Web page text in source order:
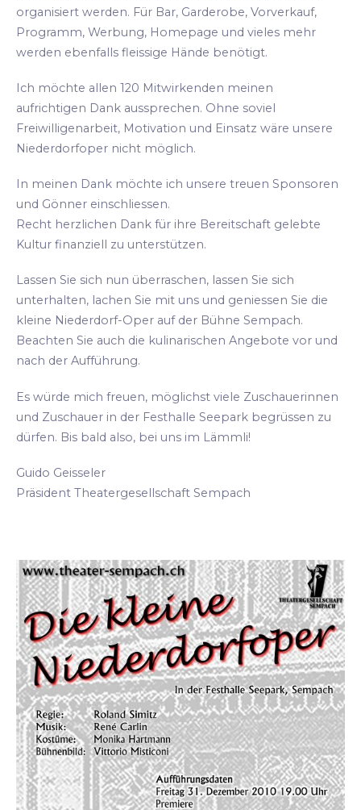
organisiert werden. Für Bar, Garderobe, Vorverkauf,
Programm, Werbung, Homepage und vieles mehr
werden ebenfalls fleissige Hände benötigt.
Ich möchte allen 120 Mitwirkenden meinen
aufrichtigen Dank aussprechen. Ohne soviel
Freiwilligenarbeit, Motivation und Einsatz wäre unsere
Niederdorfoper nicht möglich.
In meinen Dank möchte ich unsere treuen Sponsoren
und Gönner einschliessen.
Recht herzlichen Dank für ihre Bereitschaft gelebte
Kultur finanziell zu unterstützen.
Lassen Sie sich nun überraschen, lassen Sie sich
unterhalten, lachen Sie mit uns und geniessen Sie die
kleine Niederdorf-Oper auf der Bühne Sempach.
Beachten Sie auch die kulinarischen Angebote vor und
nach der Aufführung.
Es würde mich freuen, möglichst viele Zuschauerinnen
und Zuschauer in der Festhalle Seepark begrüssen zu
dürfen. Bis bald also, bei uns im Lämmli!
Guido Geisseler
Präsident Theatergesellschaft Sempach